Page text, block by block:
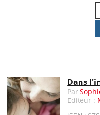
Dans
Par
Editeur :